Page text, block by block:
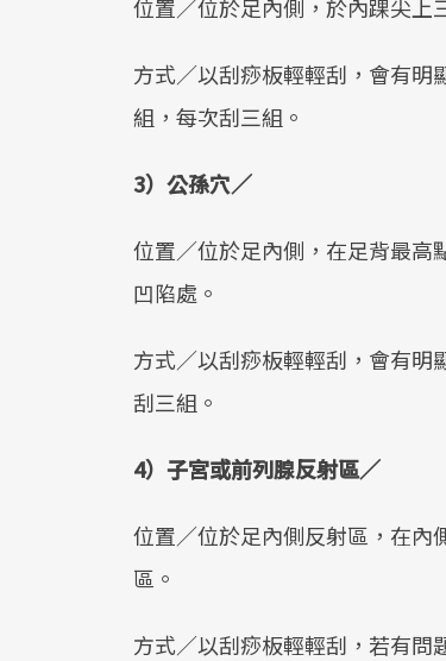
位置／位於足內側，於內踝尖上
方式／以刮痧板輕輕刮，會有
組，每次刮三組。
3）公孫穴／
位置／位於足內側，在足背最高
凹陷處。
方式／以刮痧板輕輕刮，會有明
刮三組。
4）子宮或前列腺反射區／
位置／位於足內側反射區，在內
區。
方式／以刮痧板輕輕刮，若有問